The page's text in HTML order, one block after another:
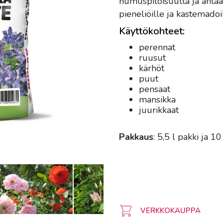
pieneliöille ja
Käyttökohteet:
perennat
ruusut
kärhöt
puut
pensaat
mansikka
juurikkaat
Pakkaus: 5,5 l pakki ja
VERKKOKAUPPA